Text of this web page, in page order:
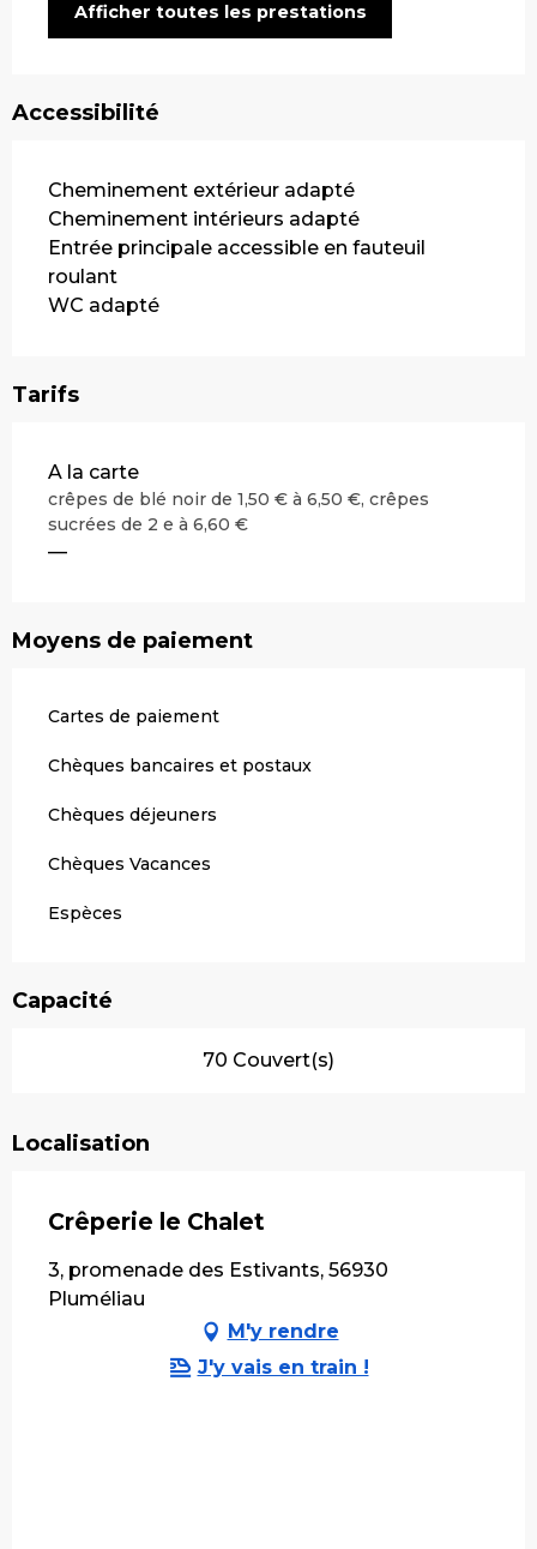
Afficher toutes les prestations
Accessibilité
Cheminement extérieur adapté
Cheminement intérieurs adapté
Entrée principale accessible en fauteuil
roulant
WC adapté
Tarifs
Tarifs 2026
A la carte
crêpes de blé noir de 1,50 € à 6,50 €, crêpes
sucrées de 2 e à 6,60 €
—
Moyens de paiement
Cartes de paiement
Chèques bancaires et postaux
Chèques déjeuners
Chèques Vacances
Espèces
Capacité
70 Couvert(s)
Localisation
Crêperie le Chalet
3, promenade des Estivants, 56930
Pluméliau
M'y rendre
J'y vais en train !